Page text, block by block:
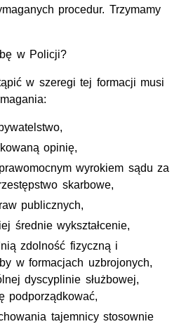
procedur. Trzymamy
w Policji?
w szeregi tej formacji musi
opinię,
wyrokiem sądu za
skarbowe,
publicznych,
średnie wykształcenie,
zdolność fizyczną i
w formacjach uzbrojonych,
dyscyplinie służbowej,
podporządkować,
tajemnicy stosownie